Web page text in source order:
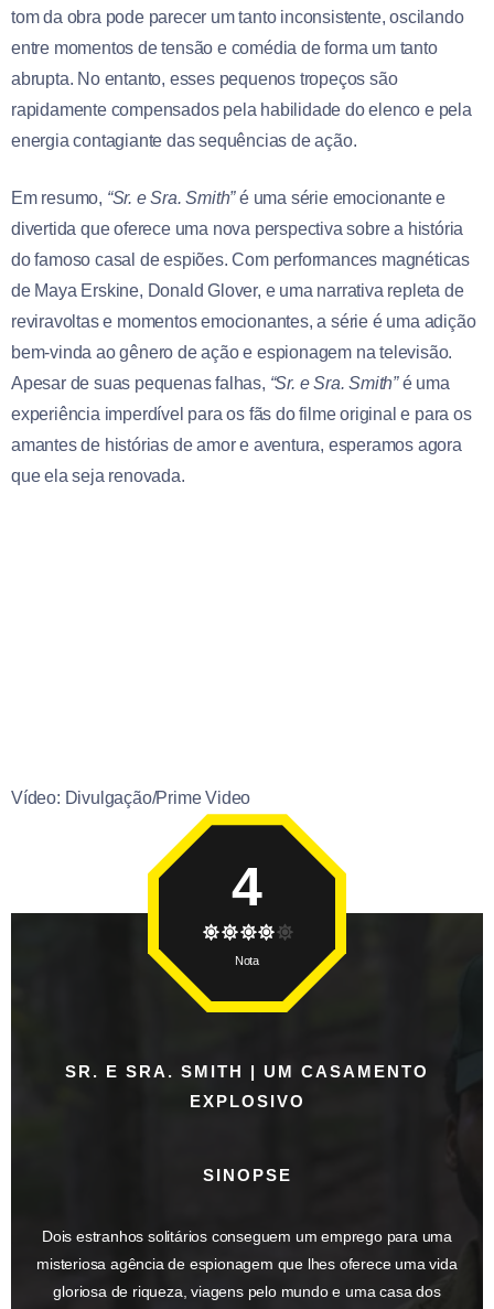
tom da obra pode parecer um tanto inconsistente, oscilando
entre momentos de tensão e comédia de forma um tanto
abrupta. No entanto, esses pequenos tropeços são
rapidamente compensados pela habilidade do elenco e pela
energia contagiante das sequências de ação.
Em resumo, “Sr. e Sra. Smith”é uma série emocionante e
divertida que oferece uma nova perspectiva sobre a história
do famoso casal de espiões. Com performances magnéticas
de Maya Erskine, Donald Glover, e uma narrativa repleta de
reviravoltas e momentos emocionantes, a série é uma adição
bem-vinda ao gênero de ação e espionagem na televisão.
Apesar de suas pequenas falhas, “Sr. e Sra. Smith”é uma
experiência imperdível para os fãs do filme original e para os
amantes de histórias de amor e aventura, esperamos agora
que ela seja renovada.
Vídeo: Divulgação/Prime Video
SR. E SRA. SMITH | UM CASAMENTO
EXPLOSIVO
SINOPSE
Dois estranhos solitários conseguem um emprego para uma
misteriosa agência de espionagem que lhes oferece uma vida
gloriosa de riqueza, viagens pelo mundo e uma casa dos
4
Nota